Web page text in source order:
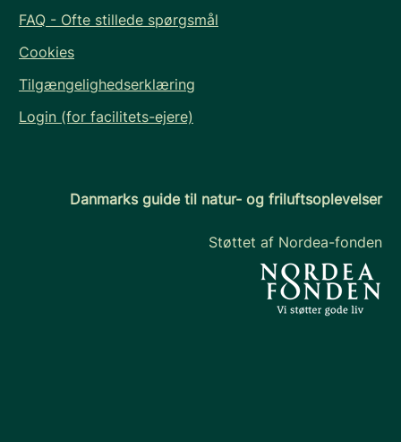
FAQ - Ofte stillede spørgsmål
Cookies
Tilgængelighedserklæring
Login (for facilitets-ejere)
Danmarks guide til natur- og friluftsoplevelser
Støttet af Nordea-fonden